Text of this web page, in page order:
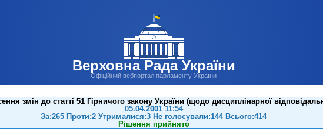
Верховна Рада України
Офіційний вебпортал парламенту України
змін до статті 51 Гірничого закону України (щодо дисциплінарної
05.04.2001 11:54
За:265 Проти:2 Утрималися:3 Не голосували:144 Всього:414
Рішення прийнято